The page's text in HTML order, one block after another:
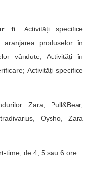
fi: Activități specifice
aranjarea produselor în
vândute; Activități în
Activități specifice
Zara, Pull&Bear,
Oysho, Zara
time, de 4, 5 sau 6 ore.